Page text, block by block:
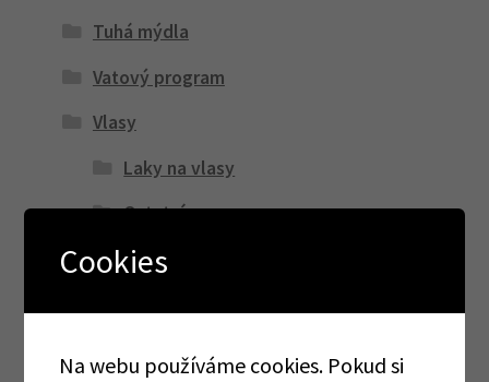
Tuhá mýdla
Vatový program
Vlasy
Laky na vlasy
Ostatní
Šampony
Cookies
Na webu používáme cookies. Pokud si